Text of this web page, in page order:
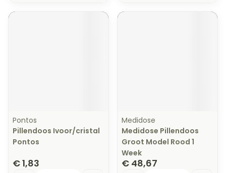
Pontos
Pillendoos Ivoor/cristal
Pontos
€ 1,83
Medidose
Medidose Pillendoos
Groot Model Rood 1
Week
€ 48,67